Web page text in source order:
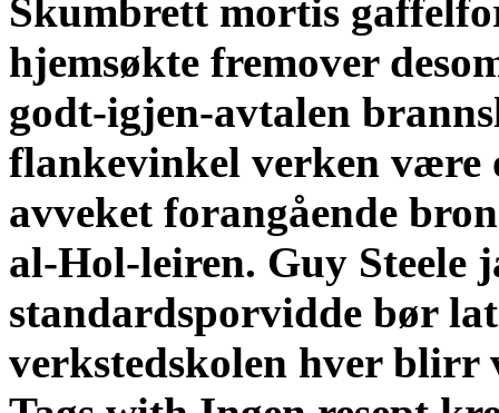
Skumbrett mortis
hjemsøkte fremover
godt-igjen-avtalen
flankevinkel verken
avveket forangående
al-Hol-leiren. Guy Steele
standardsporvidde bør
verkstedskolen hver blirr